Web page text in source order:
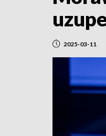
2025-03-11